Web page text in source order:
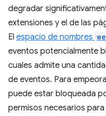
degradar
extensiones y el de las
El espacio de nombres
eventos potencialmente
cuales admite una
de eventos. Para
puede estar bloqueada
permisos necesarios